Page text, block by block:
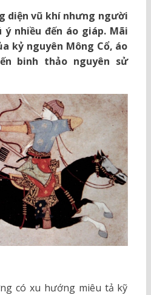
diện vũ khí nhưng người
ý nhiều đến áo giáp. Mãi
kỷ nguyên Mông Cổ, áo
binh thảo nguyên sử
có xu hướng miêu tả kỹ